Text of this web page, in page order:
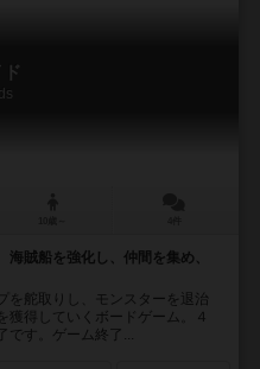
ド
賊船を強化し、仲間を集め、
舵取りし、モンスターを退治
獲得していくボードゲーム。４
です。ゲーム終了...